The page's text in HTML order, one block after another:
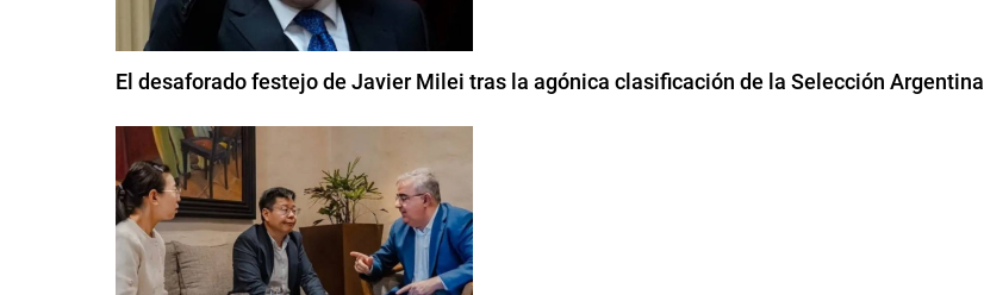
El desaforado festejo de Javier Milei tras la agónica clasificación de la Selección Argentina